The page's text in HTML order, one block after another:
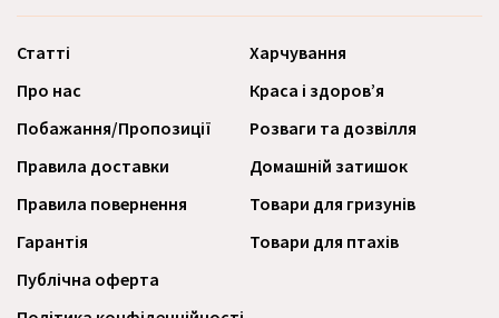
Статті
Про нас
Побажання/Пропозиції
Правила доставки
Правила повернення
Гарантія
Публічна оферта
Харчування
Краса і здоров’я
Розваги та дозвілля
Домашній затишок
Товари для гризунів
Товари для птахів